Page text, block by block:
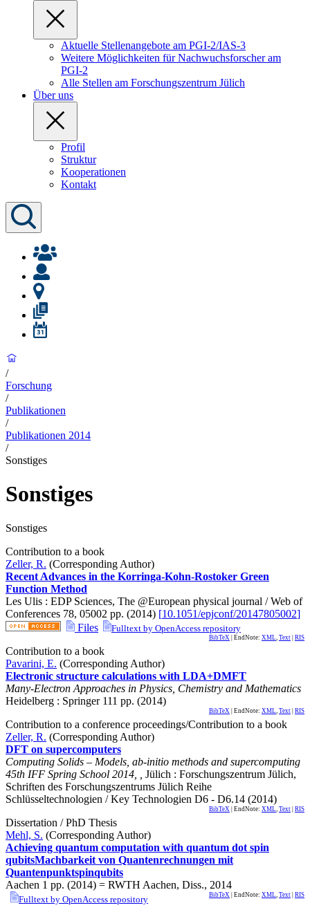
Aktuelle Stellenangebote am PGI-2/IAS-3
Weitere Möglichkeiten für Nachwuchsforscher am
PGI-2
Alle Stellen am Forschungszentrum Jülich
Über uns
Profil
Struktur
Kooperationen
Kontakt
/
Forschung
/
Publikationen
/
Publikationen 2014
/
Sonstiges
Sonstiges
Sonstiges
Contribution to a book
Zeller, R. (Corresponding Author)
Recent Advances in the Korringa-Kohn-Rostoker Green
Function Method
Les Ulis : EDP Sciences, The @European physical journal / Web of
Conferences 78, 05002 pp. (2014) [10.1051/epjconf/20147805002]
Files
Fulltext by OpenAccess repository
BibTeX | EndNote: XML Text RIS
Contribution to a book
Pavarini, E. (Corresponding Author)
Electronic structure calculations with LDA+DMFT
Many-Electron Approaches in Physics, Chemistry and Mathematics
Heidelberg : Springer 111 pp. (2014)
BibTeX | EndNote: XML Text RIS
Contribution to a conference proceedings/Contribution to a book
Zeller, R. (Corresponding Author)
DFT on supercomputers
Computing Solids – Models, ab-initio methods and supercomputing
45th IFF Spring School 2014
Jülich : Forschungszentrum Jülich,
Schriften des Forschungszentrums Jülich Reihe
Schlüsseltechnologien / Key Technologien D6 - D6.14 (2014)
BibTeX | EndNote: XML Text RIS
Dissertation / PhD Thesis
Mehl, S. (Corresponding Author)
Achieving quantum computation with quantum dot spin
qubitsMachbarkeit von Quantenrechnungen mit
Quantenpunktspinqubits
Aachen 1 pp. (2014) = RWTH Aachen, Diss., 2014
Fulltext by OpenAccess repository BibTeX | EndNote: XML Text RIS